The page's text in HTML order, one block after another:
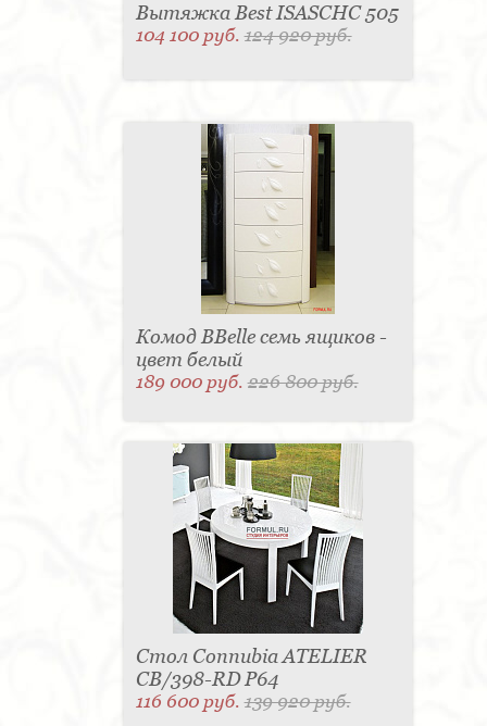
Вытяжка Best ISASCHC 505
104 100 руб.124 920 руб.
Комод BBelle семь ящиков -
цвет белый
189 000 руб.226 800 руб.
Стол Connubia ATELIER
CB/398-RD P64
116 600 руб.139 920 руб.